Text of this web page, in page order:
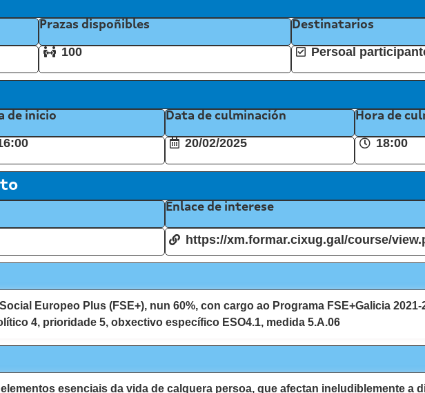
Prazas dispoñibles
100
Destinatarios
Persoal
de inicio Data de culminación
20/02/2025
Hora de
18:00
Enlace de interese
https://xm.formar.cixug.gal/course/
Europeo Plus (FSE+), nun 60%, con cargo ao Programa FSE+Galicia
4, prioridade 5, obxectivo específico ESO4.1, medida 5.A.06
esenciais da vida de calquera persoa, que afectan ineludiblemente a